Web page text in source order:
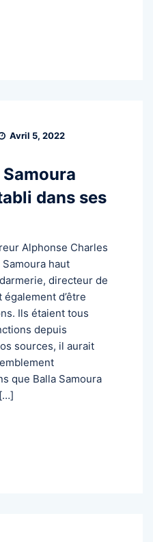
Avril 5, 2022
dans ses
Alphonse Charles
haut
directeur de
d’être
Ils étaient tous
depuis
sources, il aurait
que Balla Samoura